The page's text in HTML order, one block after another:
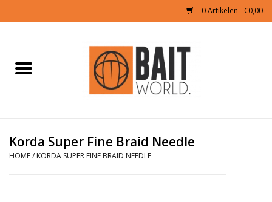
0 Artikelen - €0,00
Boilies & Additieven
Korda Super Fine Braid Needle
HOME/ KORDA SUPER FINE BRAID NEEDLE